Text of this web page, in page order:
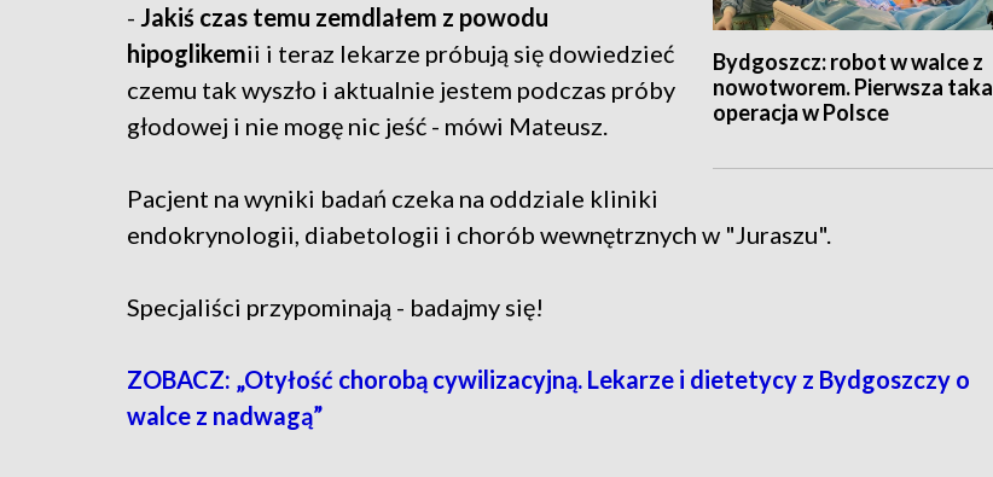
Bydgoszcz: robot w walce z
nowotworem. Pierwsza taka
operacja w Polsce
- Jakiś czas temu zemdlałem z powodu
hipoglikemii i teraz lekarze próbują się dowiedzieć
czemu tak wyszło i aktualnie jestem podczas próby
głodowej i nie mogę nic jeść - mówi Mateusz.
Pacjent na wyniki badań czeka na oddziale kliniki
endokrynologii, diabetologii i chorób wewnętrznych w "Juraszu".
Specjaliści przypominają - badajmy się!
ZOBACZ: „Otyłość chorobą cywilizacyjną. Lekarze i dietetycy z Bydgoszczy o
walce z nadwagą”